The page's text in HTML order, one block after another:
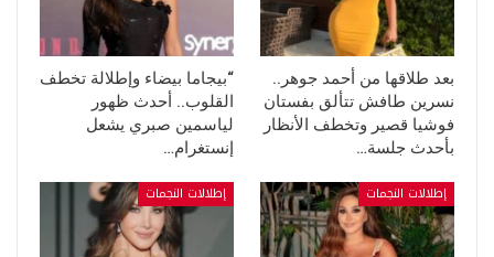
بعد طلاقها من أحمد جوهر..
نسرين طافش تتألق بفستان
فوشيا قصير وتخطف الأنظار
بأحدث جلسة…
“بيجاما بيضاء وإطلالة تخطف
القلوب.. أحدث ظهور
لياسمين صبري يشعل
إنستغرام…
إطلالات النجمات إطلالات النجمات